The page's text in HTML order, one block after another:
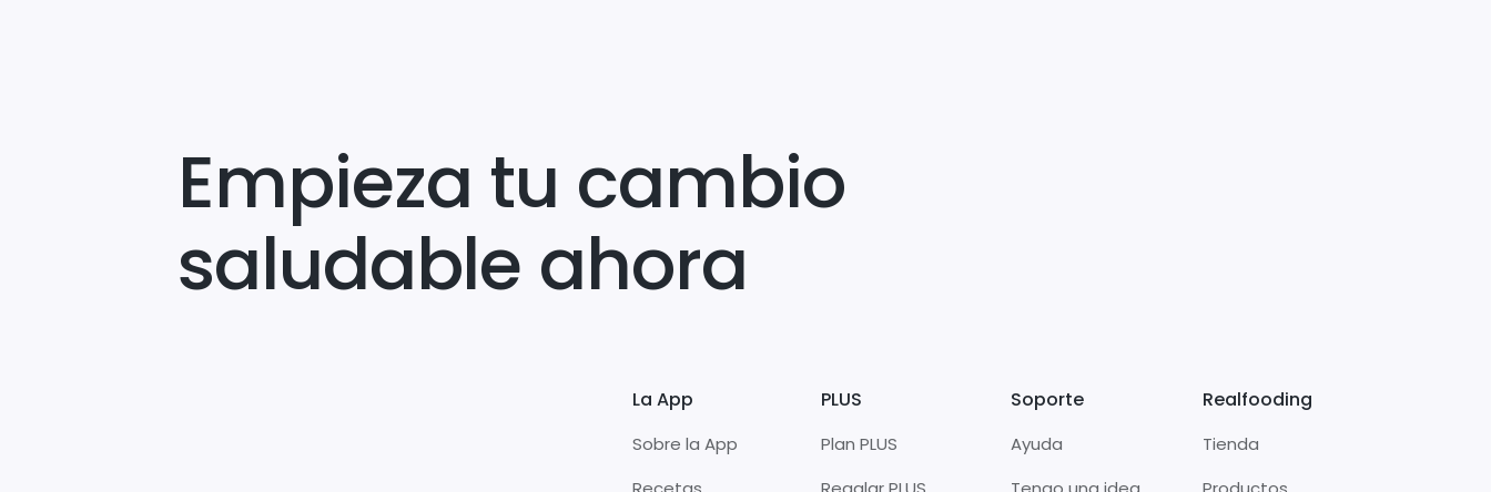
Empieza tu cambio
saludable ahora
La App
Sobre la App
PLUS
Plan PLUS
Soporte
Ayuda
Realfooding
Tienda